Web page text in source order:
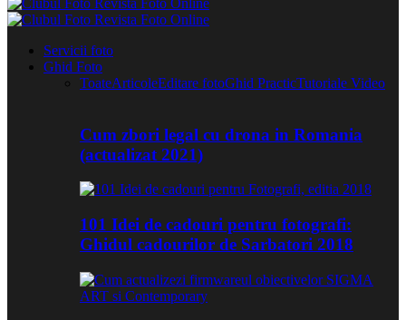
Servicii foto
Ghid Foto
ToateArticoleEditare fotoGhid PracticTutoriale Video
Cum zbori legal cu drona in Romania
(actualizat 2021)
101 Idei de cadouri pentru fotografi:
Ghidul cadourilor de Sarbatori 2018